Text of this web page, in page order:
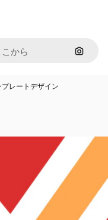
画像で
レートデザイン